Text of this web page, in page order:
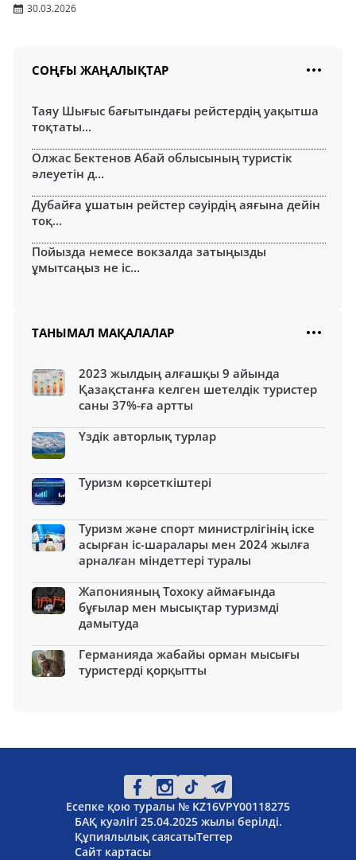
30.03.2026
СОҢҒЫ ЖАҢАЛЫҚТАР
Таяу Шығыс бағытындағы рейстердің уақытша
тоқтаты...
Олжас Бектенов Абай облысының туристік
әлеуетін д...
Дубайға ұшатын рейстер сәуірдің аяғына дейін
тоқ...
Пойызда немесе вокзалда затыңызды
ұмытсаңыз не іс...
ТАНЫМАЛ МАҚАЛАЛАР
2023 жылдың алғашқы 9 айында
Қазақстанға келген шетелдік туристер
саны 37%-ға артты
Үздік авторлық турлар
Туризм көрсеткіштері
Туризм және спорт министрлігінің іске
асырған іс-шаралары мен 2024 жылға
арналған міндеттері туралы
Жапонияның Тохоку аймағында
бұғылар мен мысықтар туризмді
дамытуда
Германияда жабайы орман мысығы
туристерді қорқытты
Есепке қою туралы № KZ16VPY00118275
БАҚ куәлігі 25.04.2025 жылы берілді.
Құпиялылық саясатыТегтер
Сайт картасы